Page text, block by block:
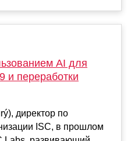
AI для
и переработки
директор по
ISC, в прошлом